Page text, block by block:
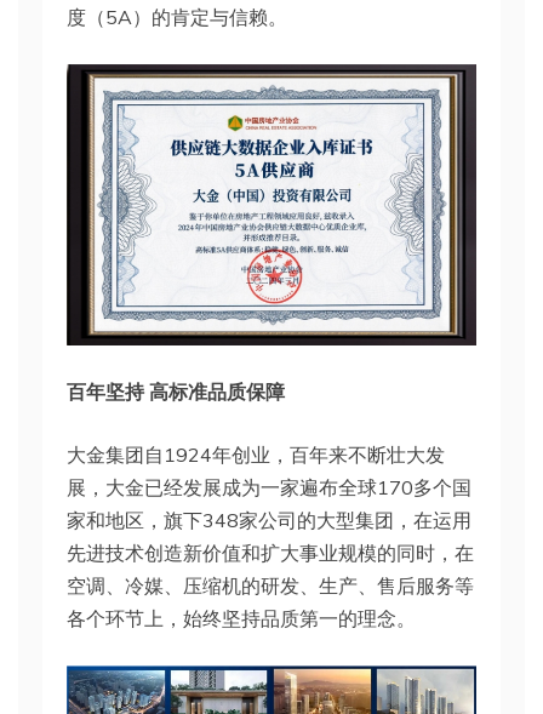
度（5A）的肯定与信赖。
百年坚持 高标准品质保障
大金集团自1924年创业，百年来不断壮大发
展，大金已经发展成为一家遍布全球170多个国
家和地区，旗下348家公司的大型集团，在运用
先进技术创造新价值和扩大事业规模的同时，在
空调、冷媒、压缩机的研发、生产、售后服务等
各个环节上，始终坚持品质第一的理念。